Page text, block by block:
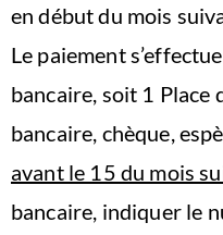
en début du mois
Le paiement
bancaire, soit 1 Place
bancaire, chèque,
avant le 15 du mois
bancaire, indiquer le